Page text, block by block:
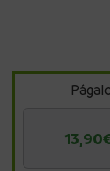
13,90